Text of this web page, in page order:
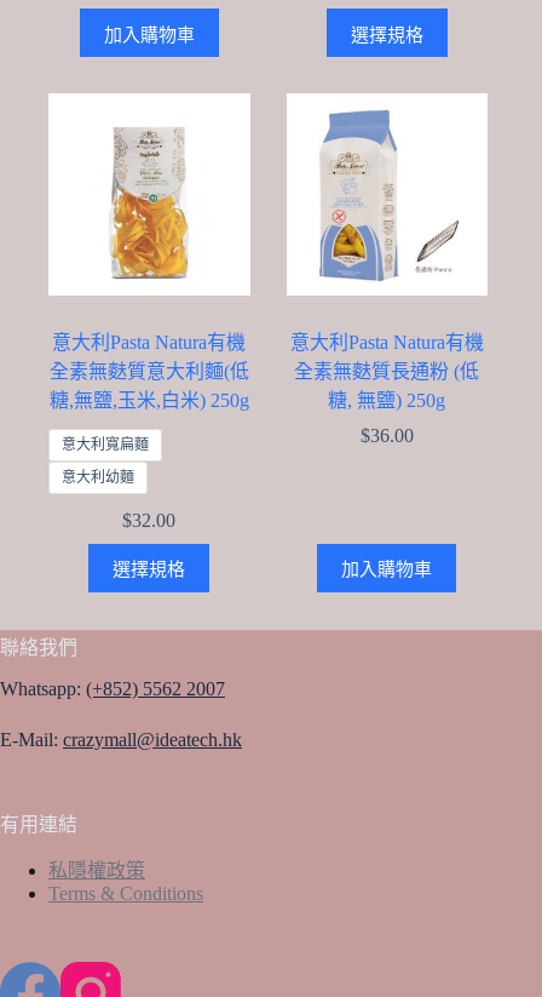
加入購物車 選擇規格
product
has
variants.
The
options
be
chosen
on
the
product
page
意大利Pasta Natura有機
全素無麩質意大利麵(低
糖,無鹽,玉米,白米) 250g
意大利寬扁麵
意大利幼麵
$32.00
選擇規格
product
has
options
chosen
意大利Pasta Natura有機
全素無麩質長通粉 (低
糖, 無鹽) 250g
$36.00
加入購物車
聯絡我們
Whatsapp: (+852) 5562 2007
E-Mail: crazymall@ideatech.hk
有用連結
私隱權政策
Terms & Conditions